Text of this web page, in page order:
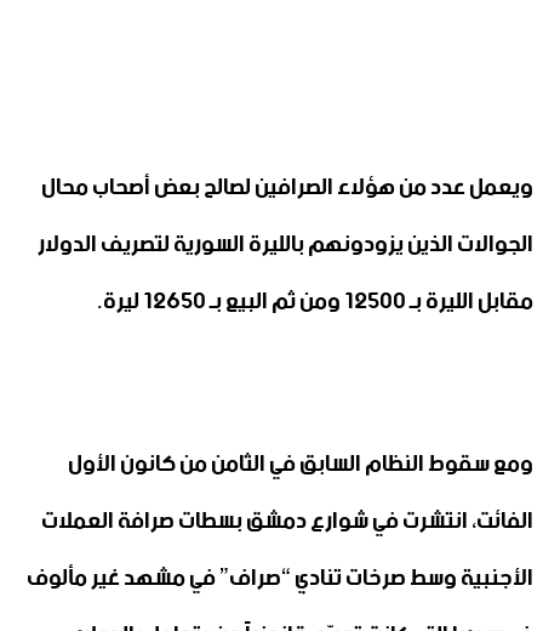
ويعمل عدد من هؤلاء الصرافين لصالح بعض أصحاب محال
الجوالات الذين يزودونهم بالليرة السورية لتصريف الدولار
مقابل الليرة بـ 12500 ومن ثم البيع بـ 12650 ليرة.
ومع سقوط النظام السابق في الثامن من كانون الأول
الفائت، انتشرت في شوارع دمشق بسطات صرافة العملات
الأجنبية وسط صرخات تنادي “صراف” في مشهد غير مألوف